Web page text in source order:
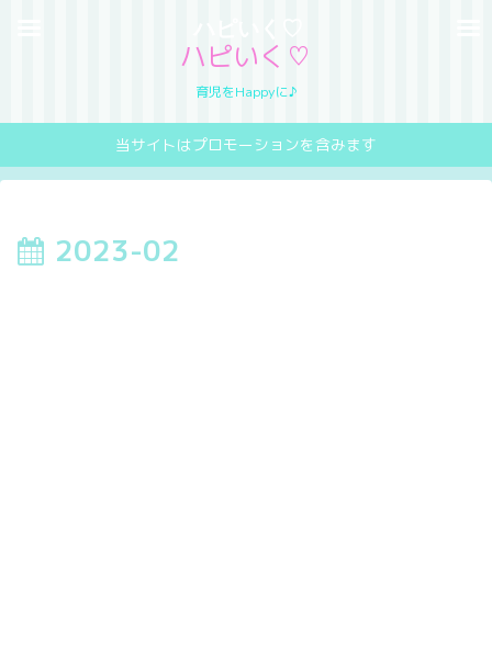
ハピいく♡
育児をHappyに♪
当サイトはプロモーションを含みます
2023-02